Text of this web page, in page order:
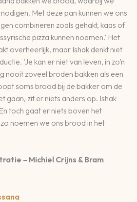
Met deze pan kunnen we ons
combineren zoals gehakt, kaas of
pizza kunnen noemen.’ Het
overheerlijk, maar Ishak denkt niet
‘Je kan er niet van leven, in zo’n
nooit zoveel broden bakken als een
soms brood bij de bakker om de
gaan, zit er niets anders op. Ishak
toch gaat er niets boven het
noemen we ons brood in het
– Michiel Crijns & Bram